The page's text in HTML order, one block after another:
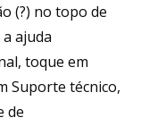
(?) no topo de
ajuda
toque em
Suporte técnico,
de